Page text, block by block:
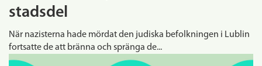
stadsdel
När nazisterna hade mördat den judiska befolkningen i Lublin
fortsatte de att bränna och spränga de...